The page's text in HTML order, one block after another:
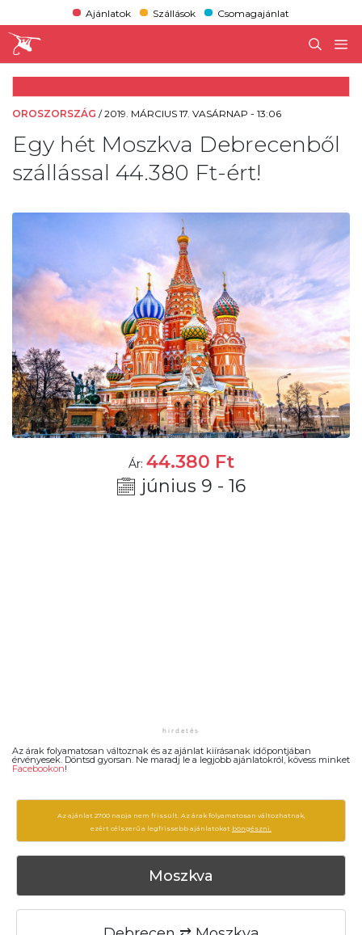
Ajánlatok Szállások Csomagajánlat
OROSZORSZÁG /2019. MÁRCIUS 17. VASÁRNAP - 13:06
Egy hét Moszkva Debrecenből
szállással 44.380 Ft-ért!
Ár: 44.380 Ft
június 9 - 16
Az árak folyamatosan változnak és az ajánlat kiírásanak időpontjában
érvényesek. Döntsd gyorsan. Ne maradj le a legjobb ajánlatokról, kövess minket
Facebookon!
Az ajánlat 2700 napja nem frissült. Az árak folyamatosan változhatnak,
ezért célszerű a legfrissebb ajánlatokat böngészni.
Moszkva